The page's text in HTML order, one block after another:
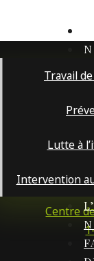
Travail
Lutte à
Intervention
Centre